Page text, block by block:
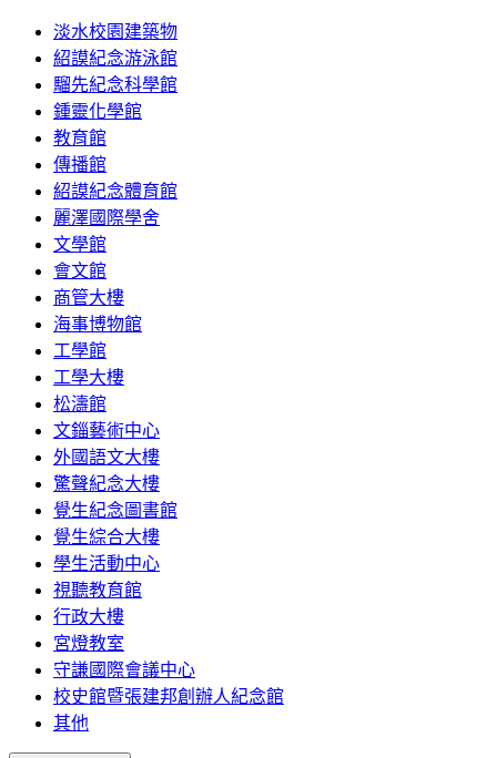
淡水校園建築物
紹謨紀念游泳館
騮先紀念科學館
鍾靈化學館
教育館
傳播館
紹謨紀念體育館
麗澤國際學舍
文學館
會文館
商管大樓
海事博物館
工學館
工學大樓
松濤館
文錙藝術中心
外國語文大樓
驚聲紀念大樓
覺生紀念圖書館
覺生綜合大樓
學生活動中心
視聽教育館
行政大樓
宮燈教室
守謙國際會議中心
校史館暨張建邦創辦人紀念館
其他